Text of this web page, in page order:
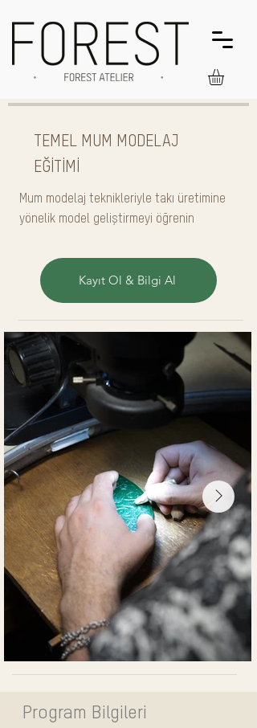
TEMEL MUM MODELAJ
EĞİTİMİ
Mum modelaj teknikleriyle takı üretimine
yönelik model geliştirmeyi öğrenin
Kayıt Ol & Bilgi Al
Program Bilgileri